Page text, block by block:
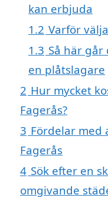
kan erbjuda
1.2 Varför
1.3 Så här
en plåtslagare
2 Hur mycket
Fagerås?
3 Fördelar med
Fagerås
4 Sök efter en
omgivande